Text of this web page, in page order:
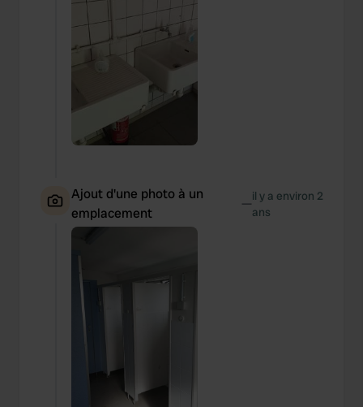
Ajout d'une photo à un
emplacement
—il y a environ 2
ans